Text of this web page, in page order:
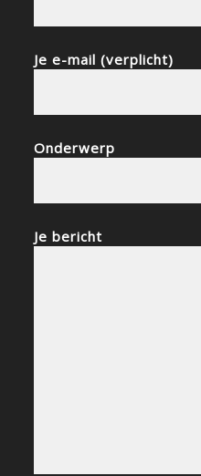
Je e-mail (verplicht)
Onderwerp
Je bericht